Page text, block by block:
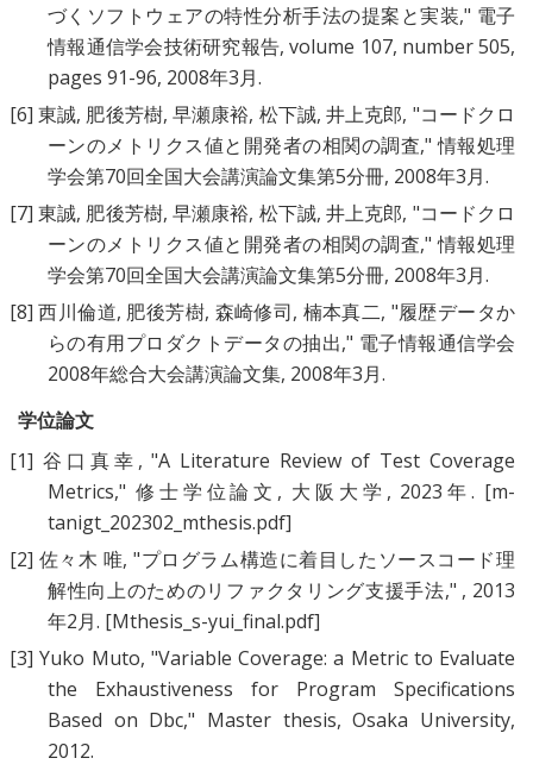
づくソフトウェアの特性分析手法の提案と実装," 電子
情報通信学会技術研究報告, volume 107, number 505,
pages 91-96, 2008年3月.
[6] 東誠, 肥後芳樹, 早瀬康裕, 松下誠, 井上克郎, "コードクロ
ーンのメトリクス値と開発者の相関の調査," 情報処理
学会第70回全国大会講演論文集第5分冊, 2008年3月.
[7] 東誠, 肥後芳樹, 早瀬康裕, 松下誠, 井上克郎, "コードクロ
ーンのメトリクス値と開発者の相関の調査," 情報処理
学会第70回全国大会講演論文集第5分冊, 2008年3月.
[8] 西川倫道, 肥後芳樹, 森崎修司, 楠本真二, "履歴データか
らの有用プロダクトデータの抽出," 電子情報通信学会
2008年総合大会講演論文集, 2008年3月.
学位論文
[1] 谷口真幸 , "A Literature Review of Test Coverage
Metrics," 修士学位論文, 大阪大学, 2023年. [m-
tanigt_202302_mthesis.pdf]
[2] 佐々木 唯, "プログラム構造に着目したソースコード理
解性向上のためのリファクタリング支援手法," , 2013
年2月. [Mthesis_s-yui_final.pdf]
[3] Yuko Muto, "Variable Coverage: a Metric to Evaluate
the Exhaustiveness for Program Specifications
Based on Dbc," Master thesis, Osaka University,
2012.